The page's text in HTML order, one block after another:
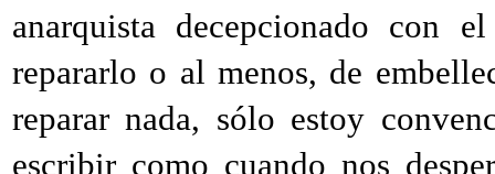
anarquista decepcionado con
repararlo o al menos, de
reparar nada, sólo estoy
escribir como cuando nos